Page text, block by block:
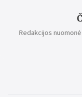
Redakcijos